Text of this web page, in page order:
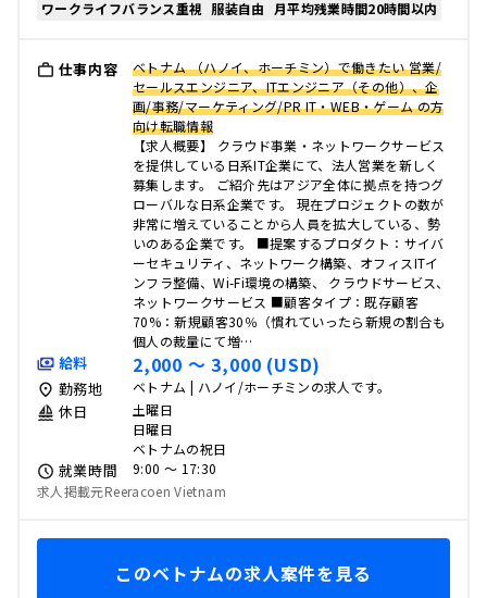
ワークライフバランス重視 服装自由 月平均残業時間20時間以内
仕事内容
ベトナム （ハノイ、ホーチミン）で働きたい 営業/
セールスエンジニア、ITエンジニア（その他）、企
画/事務/マーケティング/PR IT・WEB・ゲーム の方
向け転職情報
【求人概要】 クラウド事業・ネットワークサービス
を提供している日系IT企業にて、法人営業を新しく
募集します。 ご紹介先はアジア全体に拠点を持つグ
ローバルな日系企業です。 現在プロジェクトの数が
非常に増えていることから人員を拡大している、勢
いのある企業です。 ■提案するプロダクト：サイバ
ーセキュリティ、ネットワーク構築、オフィスITイ
ンフラ整備、Wi-Fi環境の構築、 クラウドサービス、
ネットワークサービス ■顧客タイプ：既存顧客
70%：新規顧客30％（慣れていったら新規の割合も
個人の裁量にて増…
給料 2,000 〜 3,000 (USD)
勤務地 ベトナム | ハノイ/ホーチミンの求人です。
休日
土曜日
日曜日
ベトナムの祝日
就業時間
9:00 〜 17:30
求人掲載元Reeracoen Vietnam
このベトナムの求人案件を見る